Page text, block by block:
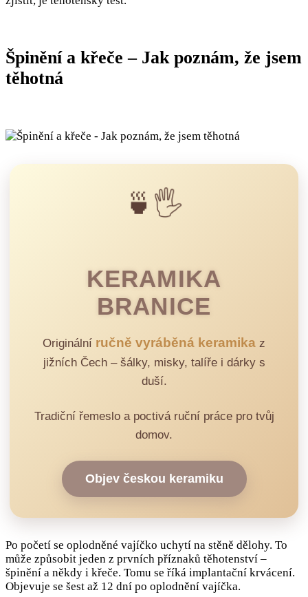
Špinění a křeče – Jak poznám, že jsem
těhotná
🍵🖐️
KERAMIKA
BRANICE
Originální ručně vyráběná keramika z
jižních Čech – šálky, misky, talíře i dárky s
duší.
Tradiční řemeslo a poctivá ruční práce pro tvůj
domov.
Objev českou keramiku
Po početí se oplodněné vajíčko uchytí na stěně dělohy. To
může způsobit jeden z prvních příznaků těhotenství –
špinění a někdy i křeče. Tomu se říká implantační krvácení.
Objevuje se šest až 12 dní po oplodnění vajíčka.